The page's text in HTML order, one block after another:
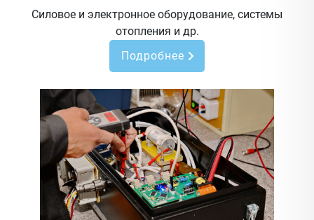
Силовое и электронное оборудование, системы
отопления и др.
Подробнее